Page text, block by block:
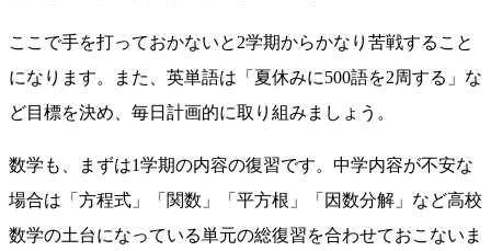
ここで手を打っておかないと2学期からかなり苦戦すること
になります。また、英単語は「夏休みに500語を2周する」な
ど目標を決め、毎日計画的に取り組みましょう。
数学も、まずは1学期の内容の復習です。中学内容が不安な
場合は「方程式」「関数」「平方根」「因数分解」など高校
数学の土台になっている単元の総復習を合わせておこないま